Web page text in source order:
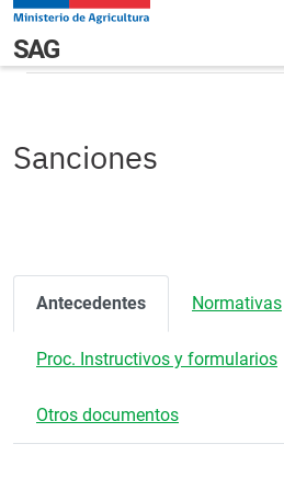
Pasar al contenido principal
Navegación principal
SAGSanciones
Sanciones
Antecedentes Normativas
Proc. Instructivos y formularios
Otros documentos